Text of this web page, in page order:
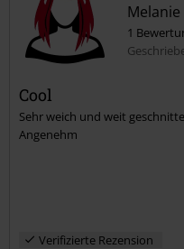
Melanie
1
Cool
Sehr weich und weit
Angenehm
Verifizierte Rezension